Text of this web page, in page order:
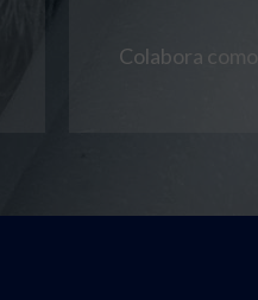
Colabora